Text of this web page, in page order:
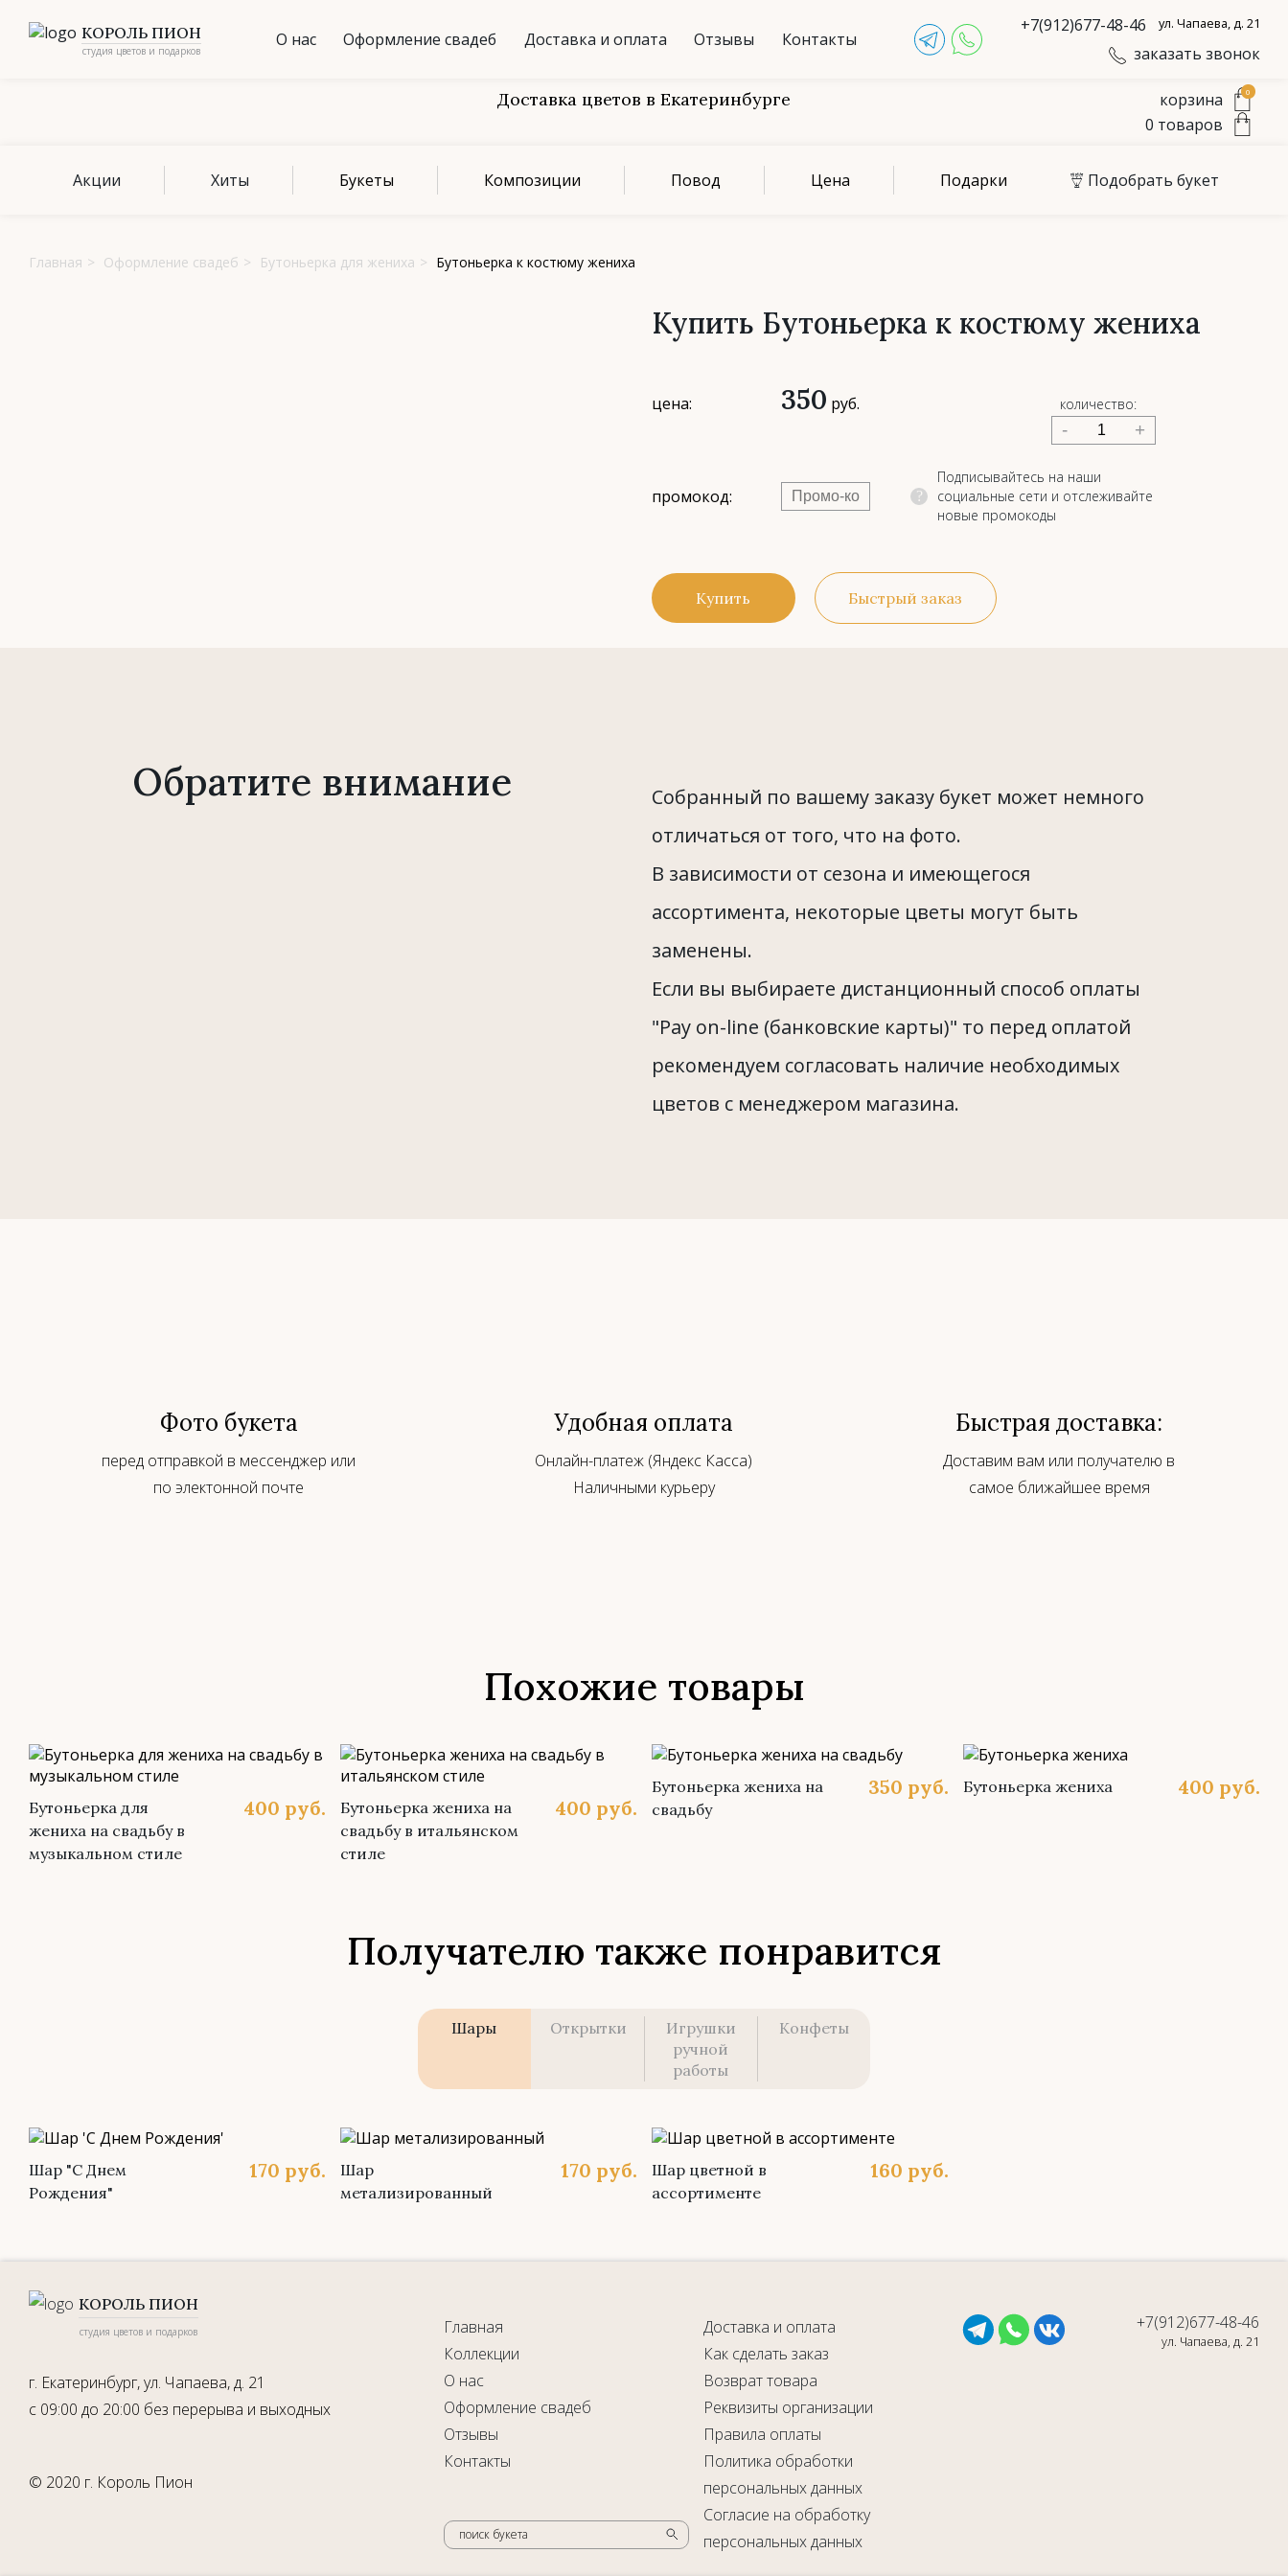
КОРОЛЬ ПИОН
студия цветов и подарков
О нас Оформление свадеб Доставка и оплата Отзывы Контакты
+7(912)677-48-46 ул. Чапаева, д. 21
заказать звонок
Доставка цветов в Екатеринбурге
корзина
0 товаров
0
Акции Хиты Букеты Композиции Повод Цена Подарки Подобрать букет
Главная > Оформление свадеб > Бутоньерка для жениха > Бутоньерка к костюму жениха
Купить Бутоньерка к костюму жениха
цена: 350 руб. количество:
- +
промокод: ?
Подписывайтесь на наши
социальные сети и отслеживайте
новые промокоды
Купить Быстрый заказ
Обратите внимание
Собранный по вашему заказу букет может немного
отличаться от того, что на фото.
В зависимости от сезона и имеющегося
ассортимента, некоторые цветы могут быть
заменены.
Если вы выбираете дистанционный способ оплаты
"Pay on-line (банковские карты)" то перед оплатой
рекомендуем согласовать наличие необходимых
цветов с менеджером магазина.
Фото букета
перед отправкой в мессенджер или
по электонной почте
Удобная оплата
Онлайн-платеж (Яндекс Касса)
Наличными курьеру
Быстрая доставка:
Доставим вам или получателю в
самое ближайшее время
Похожие товары
Бутоньерка для
жениха на свадьбу в
музыкальном стиле
400 руб.
Бутоньерка жениха на
свадьбу в итальянском
стиле
400 руб.
Бутоньерка жениха на
свадьбу
350 руб. Бутоньерка жениха 400 руб.
Получателю также понравится
Шары Открытки
Игрушки
ручной
работы
Конфеты
Шар "С Днем
Рождения"
170 руб.
Шар
метализированный
170 руб.
Шар цветной в
ассортименте
160 руб.
КОРОЛЬ ПИОН
студия цветов и подарков
г. Екатеринбург, ул. Чапаева, д. 21
с 09:00 до 20:00 без перерыва и выходных
© 2020 г. Король Пион
Главная
Коллекции
О нас
Оформление свадеб
Отзывы
Контакты
поиск букета
Доставка и оплата
Как сделать заказ
Возврат товара
Реквизиты организации
Правила оплаты
Политика обработки
персональных данных
Согласие на обработку
персональных данных
+7(912)677-48-46
ул. Чапаева, д. 21